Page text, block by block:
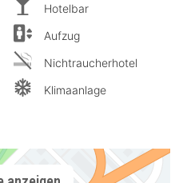
Hotelbar
Aufzug
Nichtraucherhotel
Klimaanlage